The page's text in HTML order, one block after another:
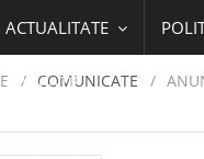
ACTUALITATE
EDUCATIE
/ COMUNICATE